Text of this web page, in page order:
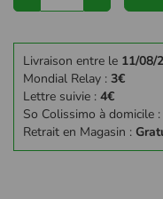
Livraison entre le 11/08/
Mondial Relay : 3€
Lettre suivie : 4€
So Colissimo à domicile :
Retrait en Magasin :